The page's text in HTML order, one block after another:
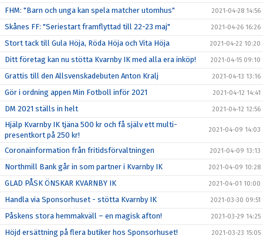
FHM: "Barn och unga kan spela matcher utomhus" 2021-04-28 14:56
Skånes FF: "Seriestart framflyttad till 22-23 maj" 2021-04-26 16:26
Stort tack till Gula Höja, Röda Höja och Vita Höja 2021-04-22 10:20
Ditt företag kan nu stötta Kvarnby IK med alla era inköp! 2021-04-15 09:10
Grattis till den Allsvenskadebuten Anton Kralj 2021-04-13 13:16
Gör i ordning appen Min Fotboll inför 2021 2021-04-12 14:41
DM 2021 ställs in helt 2021-04-12 12:56
Hjälp Kvarnby IK tjäna 500 kr och få själv ett multi-
presentkort på 250 kr!
2021-04-09 14:03
Coronainformation från fritidsförvaltningen 2021-04-09 13:13
Northmill Bank går in som partner i Kvarnby IK 2021-04-09 10:28
GLAD PÅSK ÖNSKAR KVARNBY IK 2021-04-01 10:00
Handla via Sponsorhuset - stötta Kvarnby IK 2021-03-30 09:51
Påskens stora hemmakväll – en magisk afton! 2021-03-29 14:25
Höjd ersättning på flera butiker hos Sponsorhuset! 2021-03-23 15:05